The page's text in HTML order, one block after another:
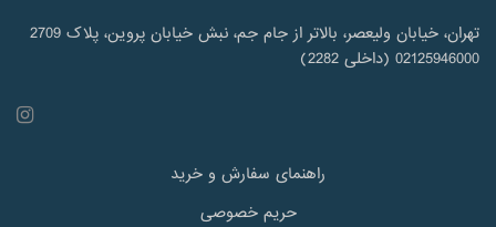
تهران، خیابان ولیعصر، بالاتر از جام جم، نبش خیابان پروین، پلاک 2709
02125946000 (داخلی 2282)
راهنمای سفارش و خرید
حریم خصوصی